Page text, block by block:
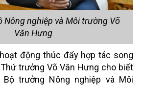
Nông nghiệp và Môi trường Võ
Văn Hưng
động thúc đẩy hợp tác song
trưởng Võ Văn Hưng cho biết
Bộ trưởng Nông nghiệp và Môi